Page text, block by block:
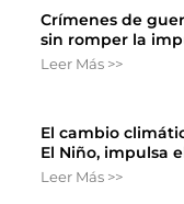
Crímenes de
sin romper la
Leer Más >>
El cambio
El Niño, impulsa
Leer Más >>